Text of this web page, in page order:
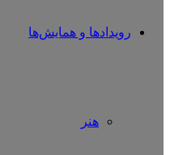
رویدادها و همایش‌ها
هنر